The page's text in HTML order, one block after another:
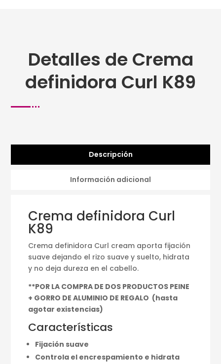
Detalles de Crema
definidora Curl K89
Descripción
Información adicional
Crema definidora Curl
K89
Crema definidora Curl cream aporta fijación
suave dejando el rizo suave y suelto, hidrata
y no deja dureza en el cabello.
**POR LA COMPRA DE DOS PRODUCTOS PEINE
+ GORRO DE ALUMINIO DE REGALO (hasta
agotar existencias)
Características
Fijación suave
Controla el encrespamiento e hidrata